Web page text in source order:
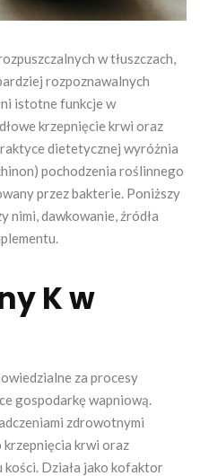
w tłuszczach,
rozpoznawalnych
istotne funkcje w
krzepnięcie krwi oraz
dietetycznej wyróżnia
pochodzenia roślinnego
przez bakterie. Poniższy
nimi, dawkowanie, źródła
K w
za procesy
gospodarkę wapniową.
zdrowotnymi
krzepnięcia krwi oraz
Działa jako kofaktor